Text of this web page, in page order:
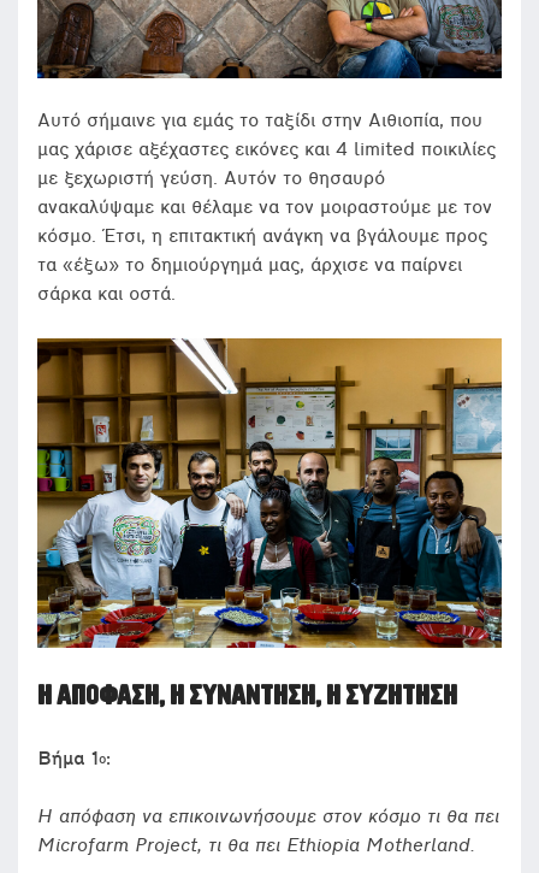
Αυτό σήμαινε για εμάς το ταξίδι στην Αιθιοπία, που
μας χάρισε αξέχαστες εικόνες και 4 limited ποικιλίες
με ξεχωριστή γεύση. Αυτόν το θησαυρό
ανακαλύψαμε και θέλαμε να τον μοιραστούμε με τον
κόσμο. Έτσι, η επιτακτική ανάγκη να βγάλουμε προς
τα «έξω» το δημιούργημά μας, άρχισε να παίρνει
σάρκα και οστά.
Η ΑΠΌΦΑΣΗ, Η ΣΥΝΆΝΤΗΣΗ, Η ΣΥΖΉΤΗΣΗ
Βήμα 1 ο:
Η απόφαση να επικοινωνήσουμε στον κόσμο τι θα πει
Microfarm Project, τι θα πει Ethiopia Motherland.